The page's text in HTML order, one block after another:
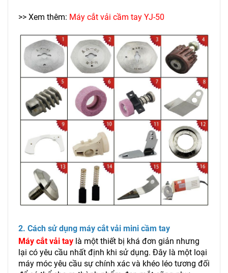
>> Xem thêm: Máy cắt vải cầm tay YJ-50
2. Cách sử dụng máy cắt vải mini cầm tay
Máy cắt vải tay là một thiết bị khá đơn giản nhưng
lại có yêu cầu nhất định khi sử dụng. Đây là một loại
máy móc yêu cầu sự chính xác và khéo léo tương đối